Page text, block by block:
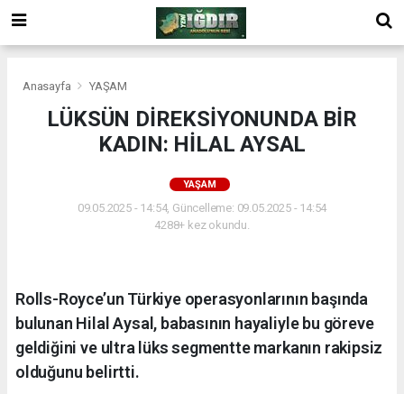
Anasayfa YAŞAM
LÜKSÜN DİREKSİYONUNDA BİR
KADIN: HİLAL AYSAL
YAŞAM
09.05.2025 - 14:54, Güncelleme: 09.05.2025 - 14:54
4288+ kez okundu.
Rolls-Royce’un Türkiye operasyonlarının başında
bulunan Hilal Aysal, babasının hayaliyle bu göreve
geldiğini ve ultra lüks segmentte markanın rakipsiz
olduğunu belirtti.